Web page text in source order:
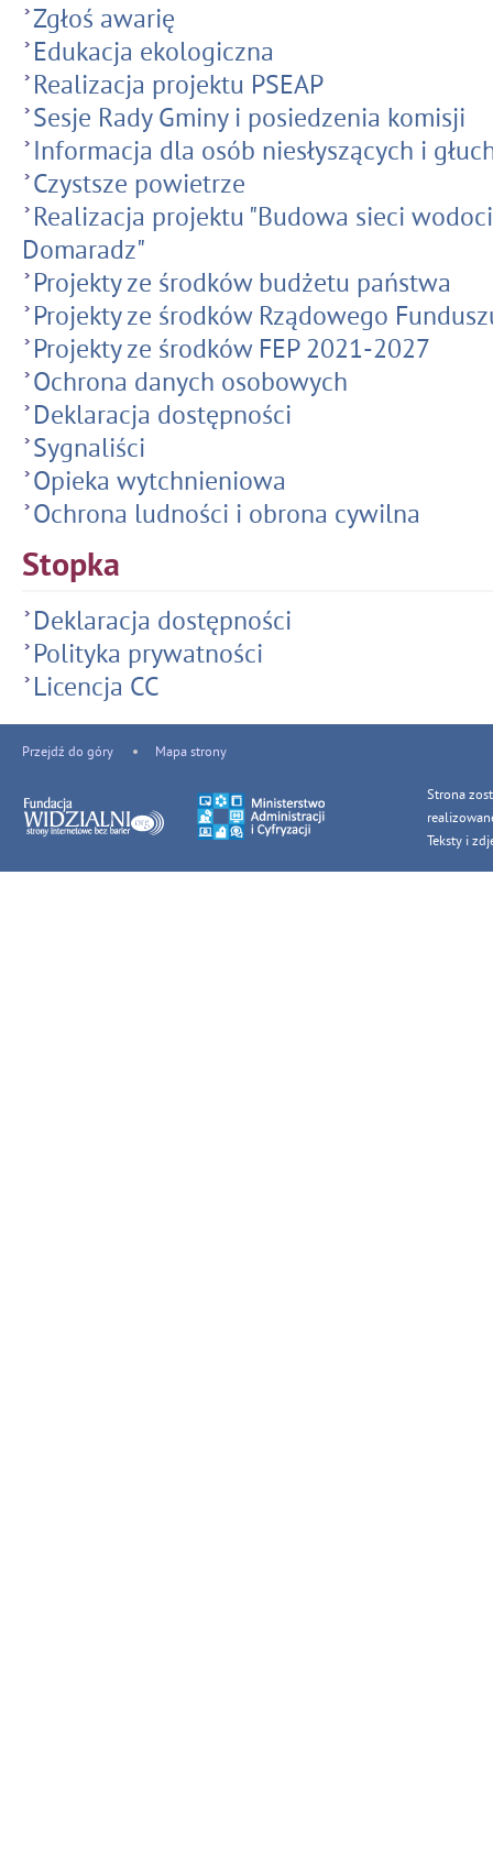
Zgłoś awarię
Edukacja ekologiczna
Realizacja projektu PSEAP
Sesje Rady Gminy i posiedzenia komisji
Informacja dla osób niesłyszących i
Czystsze powietrze
Realizacja projektu "Budowa sieci
Domaradz"
Projekty ze środków budżetu państwa
Projekty ze środków Rządowego
Projekty ze środków FEP 2021-2027
Ochrona danych osobowych
Deklaracja dostępności
Sygnaliści
Opieka wytchnieniowa
Ochrona ludności i obrona cywilna
Stopka
Deklaracja dostępności
Polityka prywatności
Licencja CC
Przejdź do góry Mapa strony
Strona
Teksty i